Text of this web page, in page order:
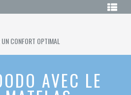
CONFORT OPTIMAL
AVEC LE